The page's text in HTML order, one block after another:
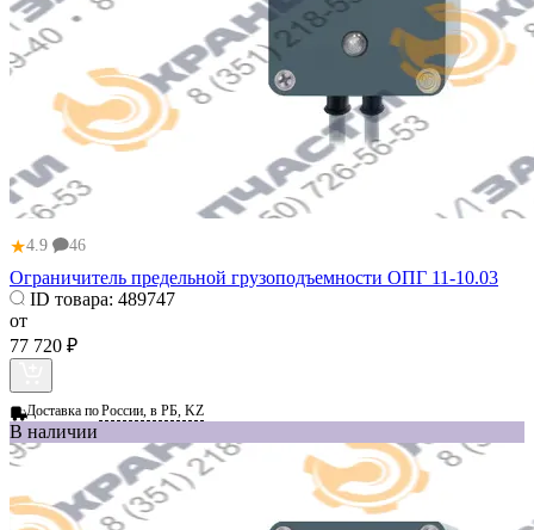
★4.9 46
Ограничитель предельной грузоподъемности ОПГ 11-10.03
ID товара: 489747
от
77 720 ₽
Доставка поРоссии, в РБ, KZ
В наличии